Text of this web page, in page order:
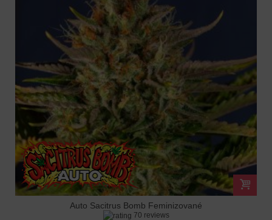
Auto Sacitrus Bomb Feminizované
70 reviews